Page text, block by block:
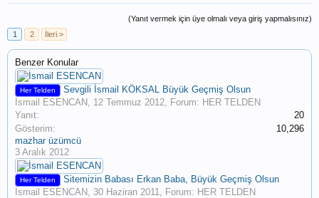
(Yanıt vermek için üye olmalı veya giriş yapmalısınız)
1
2 İleri >
Benzer Konular
Her Telden
Sevgili İsmail KÖKSAL Büyük Geçmiş Olsun
İsmail ESENCAN 12 Temmuz 2012 , Forum: HER TELDEN
Yanıt:
20
Gösterim:
10,296
mazhar üzümcü
3 Aralık 2012
Her Telden
Sitemizin Babası Erkan Baba, Büyük Geçmiş Olsun
İsmail ESENCAN 30 Haziran 2011 , Forum: HER TELDEN